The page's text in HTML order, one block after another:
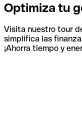
Optimiza tu
Visita nuestro tour
simplifica las
¡Ahorra tiempo y